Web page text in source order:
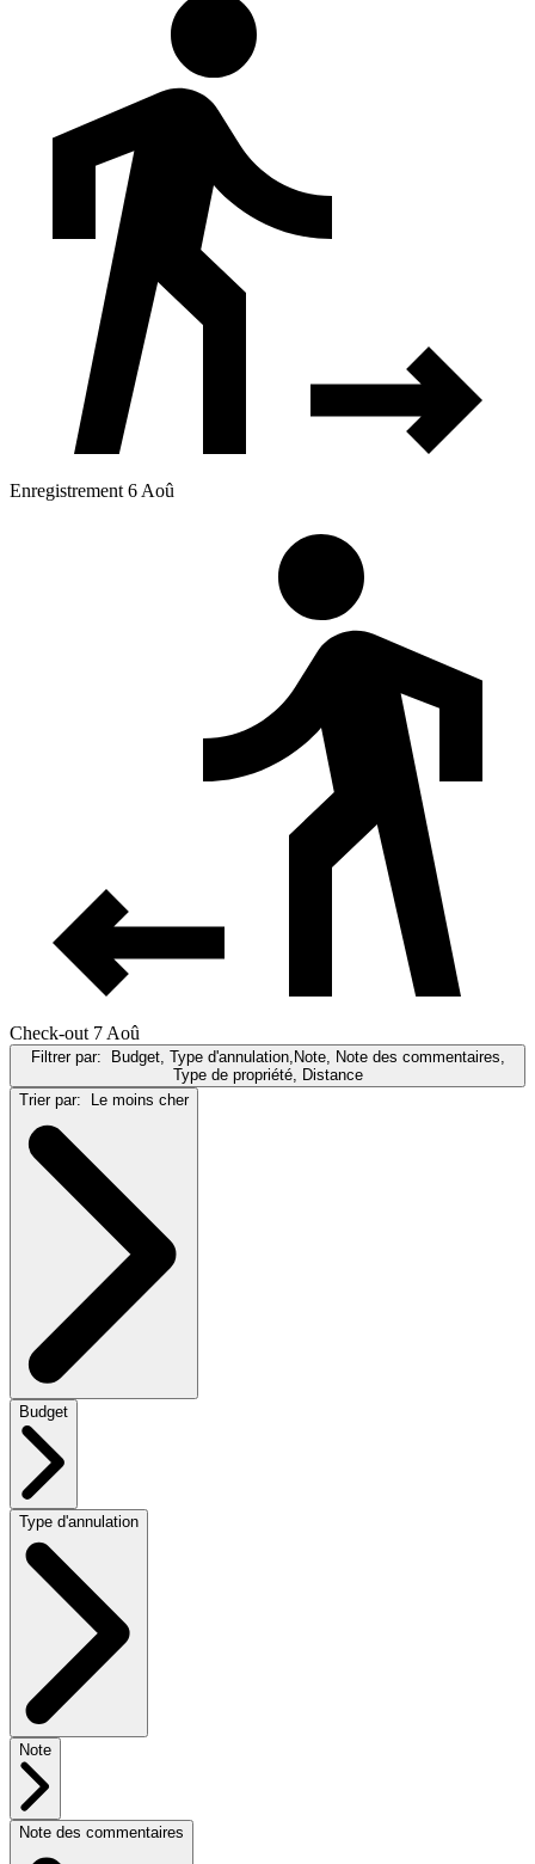
Enregistrement 6 Aoû
Check-out 7 Aoû
Filtrer par:
Budget, Type d'annulation,Note, Note des commentaires,
Type de propriété, Distance
Trier par:
Le moins cher
Budget
Type d'annulation
Note
Note des commentaires